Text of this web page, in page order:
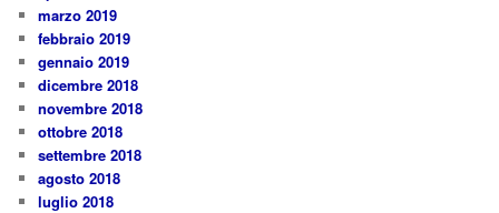
marzo 2019
febbraio 2019
gennaio 2019
dicembre 2018
novembre 2018
ottobre 2018
settembre 2018
agosto 2018
luglio 2018